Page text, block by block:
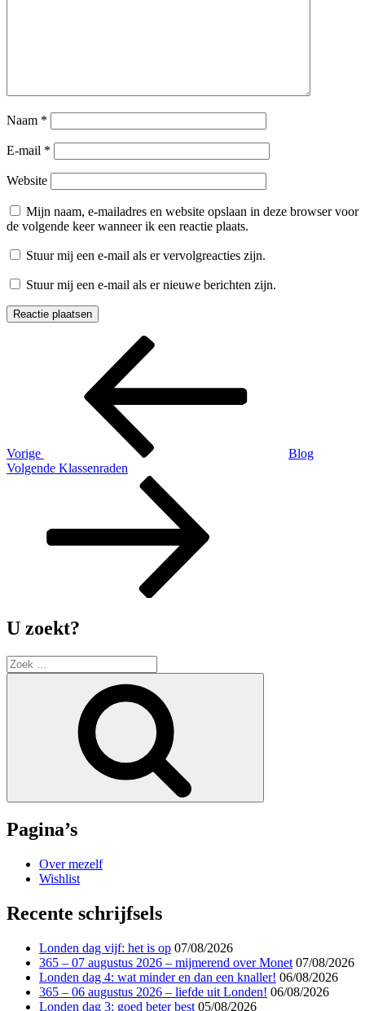
Naam *
E-mail *
Website
Mijn naam, e-mailadres en website opslaan in deze browser voor
de volgende keer wanneer ik een reactie plaats.
Stuur mij een e-mail als er vervolgreacties zijn.
Stuur mij een e-mail als er nieuwe berichten zijn.
Berichtnavigatie
Vorige
Blog
Volgend
Volgende Klassenraden
U zoekt?
Zoek
naar:
Pagina’s
Over mezelf
Wishlist
Recente schrijfsels
Londen dag vijf: het is op 07/08/2026
365 – 07 augustus 2026 – mijmerend over Monet 07/08/2026
Londen dag 4: wat minder en dan een knaller! 06/08/2026
365 – 06 augustus 2026 – liefde uit Londen! 06/08/2026
Londen dag 3: goed beter best 05/08/2026